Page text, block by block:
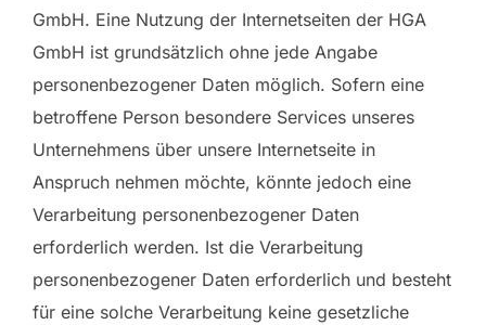
GmbH. Eine Nutzung der Internetseiten der HGA
GmbH ist grundsätzlich ohne jede Angabe
personenbezogener Daten möglich. Sofern eine
betroffene Person besondere Services unseres
Unternehmens über unsere Internetseite in
Anspruch nehmen möchte, könnte jedoch eine
Verarbeitung personenbezogener Daten
erforderlich werden. Ist die Verarbeitung
personenbezogener Daten erforderlich und besteht
für eine solche Verarbeitung keine gesetzliche